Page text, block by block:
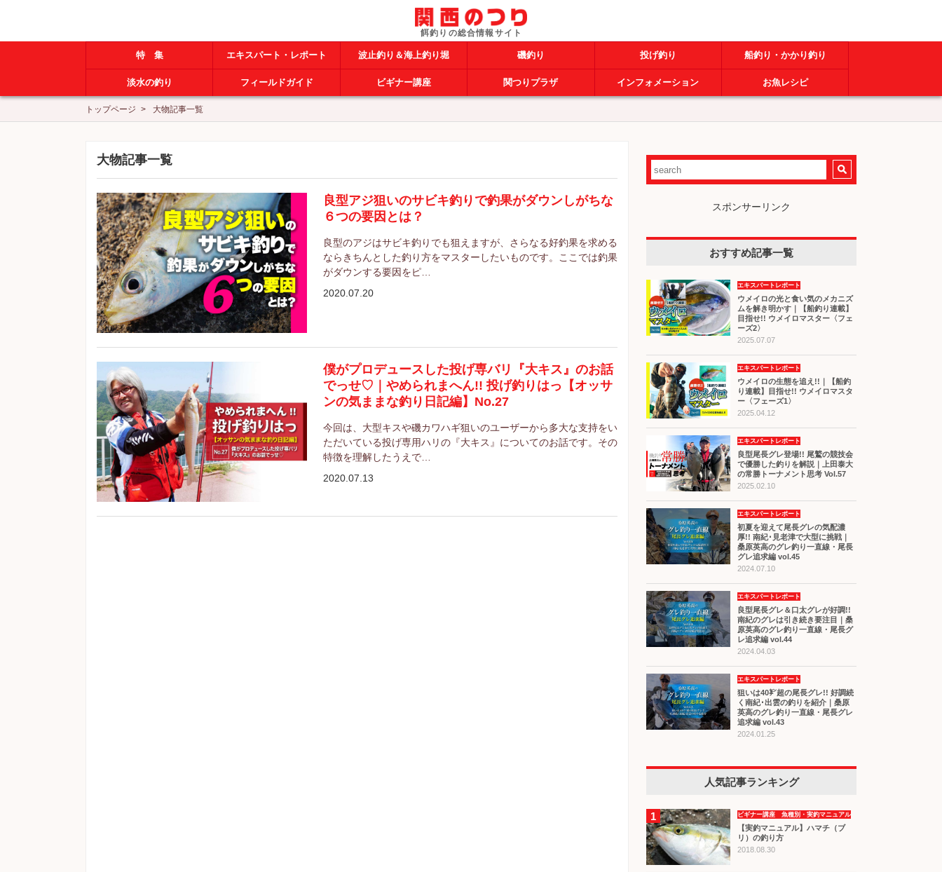
特 集 エキスパート・レポート 波止釣り＆海上釣り堀 磯釣り 投げ釣り 船釣り・かかり釣り
淡水の釣り フィールドガイド ビギナー講座 関つりプラザ インフォメーション お魚レシピ
トップページ 大物記事一覧
大物記事一覧
良型アジ狙いのサビキ釣りで釣果がダウンしがちな
６つの要因とは？
良型のアジはサビキ釣りでも狙えますが、さらなる好釣果を求める
ならきちんとした釣り方をマスターしたいものです。ここでは釣果
がダウンする要因をピ…
2020.07.20
僕がプロデュースした投げ専バリ『大キス』のお話
でっせ♡｜やめられまへん!! 投げ釣りはっ【オッサ
ンの気ままな釣り日記編】No.27
今回は、大型キスや磯カワハギ狙いのユーザーから多大な支持をい
ただいている投げ専用ハリの『大キス』についてのお話です。その
特徴を理解したうえで…
2020.07.13
スポンサーリンク
おすすめ記事一覧
エキスパートレポート
ウメイロの光と食い気のメカニズ
ムを解き明かす｜【船釣り連載】
目指せ!! ウメイロマスター〈フェ
ーズ2〉
2025.07.07
エキスパートレポート
ウメイロの生態を追え!!｜【船釣
り連載】目指せ!! ウメイロマスタ
ー〈フェーズ1〉
2025.04.12
エキスパートレポート
良型尾長グレ登場!! 尾鷲の競技会
で優勝した釣りを解説｜上田泰大
の常勝トーナメント思考 Vol.57
2025.02.10
エキスパートレポート
初夏を迎えて尾長グレの気配濃
厚!! 南紀･見老津で大型に挑戦｜
桑原英高のグレ釣り一直線・尾長
グレ追求編 vol.45
2024.07.10
エキスパートレポート
良型尾長グレ＆口太グレが好調!!
南紀のグレは引き続き要注目｜桑
原英高のグレ釣り一直線・尾長グ
レ追求編 vol.44
2024.04.03
エキスパートレポート
狙いは40㌢超の尾長グレ!! 好調続
く南紀･出雲の釣りを紹介｜桑原
英高のグレ釣り一直線・尾長グレ
追求編 vol.43
2024.01.25
人気記事ランキング
1 ビギナー講座 魚種別・実釣マニュアル
【実釣マニュアル】ハマチ（ブ
リ）の釣り方
2018.08.30